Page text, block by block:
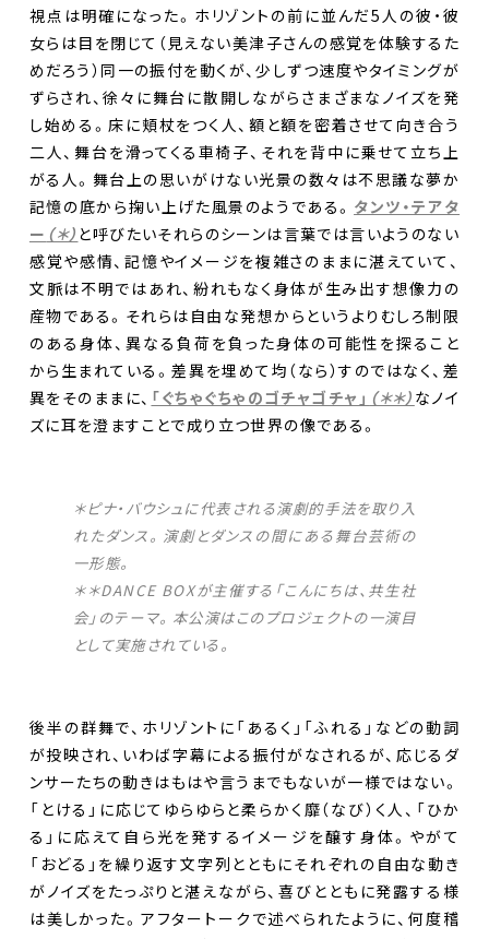
DANCE BOXとは
イベント
プロジェクト
コラム
ネットワーク
劇場レンタル
アクセス
お問合せ
視点は明確になった。ホリゾントの前に並んだ5人の彼・彼
女らは目を閉じて（見えない美津子さんの感覚を体験するた
めだろう）同一の振付を動くが、少しずつ速度やタイミングが
ずらされ、徐々に舞台に散開しながらさまざまなノイズを発
し始める。床に頬杖をつく人、額と額を密着させて向き合う
二人、舞台を滑ってくる車椅子、それを背中に乗せて立ち上
がる人。舞台上の思いがけない光景の数々は不思議な夢か
記憶の底から掬い上げた風景のようである。 タンツ・テアタ
ー （＊） と呼びたいそれらのシーンは言葉では言いようのない
感覚や感情、記憶やイメージを複雑さのままに湛えていて、
文脈は不明ではあれ、紛れもなく身体が生み出す想像力の
産物である。それらは自由な発想からというよりむしろ制限
のある身体、異なる負荷を負った身体の可能性を探ること
から生まれている。差異を埋めて均（なら）すのではなく、差
異をそのままに、 「ぐちゃぐちゃのゴチャゴチャ」 （＊＊） なノイ
ズに耳を澄ますことで成り立つ世界の像である。
＊ピナ・バウシュに代表される演劇的手法を取り入
れたダンス。演劇とダンスの間にある舞台芸術の
一形態。
＊＊DANCE BOXが主催する「こんにちは、共生社
会」のテーマ。本公演はこのプロジェクトの一演目
として実施されている。
後半の群舞で、ホリゾントに「あるく」「ふれる」などの動詞
が投映され、いわば字幕による振付がなされるが、応じるダ
ンサーたちの動きはもはや言うまでもないが一様ではない。
「とける」に応じてゆらゆらと柔らかく靡（なび）く人、「ひか
る」に応えて自ら光を発するイメージを醸す身体。やがて
「おどる」を繰り返す文字列とともにそれぞれの自由な動き
がノイズをたっぷりと湛えながら、喜びとともに発露する様
は美しかった。アフタートークで述べられたように、何度稽